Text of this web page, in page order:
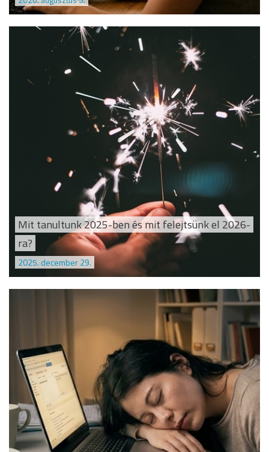
Mit tanultunk 2025-ben és mit felejtsünk el 2026-
ra?
2025. december 29.